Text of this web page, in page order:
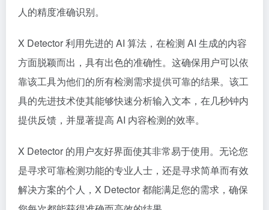
人的精度准确识别。
X Detector 利用先进的 AI 算法，在检测 AI 生成的内容
方面脱颖而出，具有出色的准确性。这确保用户可以依
靠该工具为他们的所有检测需求提供可靠的结果。该工
具的先进技术使其能够快速分析输入文本，在几秒钟内
提供反馈，并显著提高 AI 内容检测的效率。
X Detector 的用户友好界面使其非常易于使用。无论您
是寻求可靠检测功能的专业人士，还是寻求简单而有效
解决方案的个人，X Detector 都能满足您的需求，确保